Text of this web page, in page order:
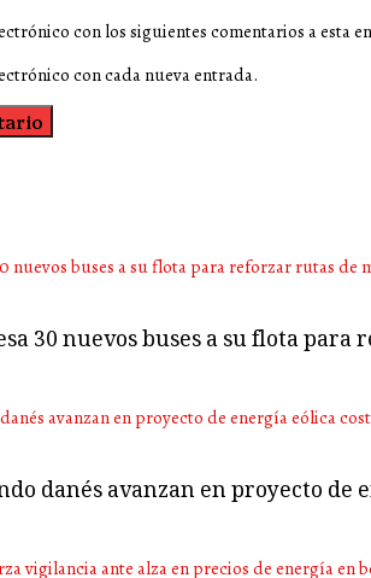
con los siguientes comentarios a esta
con cada nueva entrada.
30 nuevos buses a su flota
danés avanzan en proyecto de